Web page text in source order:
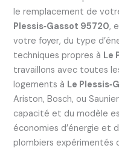
le remplacement de
Plessis‑Gassot 95720,
votre foyer, du type
techniques propres à Le
travaillons avec toutes
logements à Le
Ariston, Bosch, ou
capacité et du modèle
économies d’énergie et
plombiers expérimentés